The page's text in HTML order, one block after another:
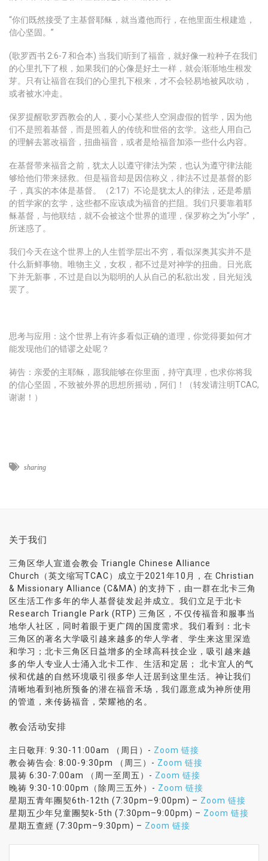
“你们既然接受了主基督耶稣，就当遵他而行，在他里面生根建造，
信心坚固。”
(歌罗西书 2:6-7 和合本) 当我们听到了福音，就好像一粒种子在我们
的心里扎下了根，如果我们的心像是好土一样，就会渐渐地生根发
芽。只有让福音在我们的心里扎下根来，才不会轻易地被风吹动，
或者被水冲走。
保罗提醒歌罗西教会的人，要小心某些人空洞虚假的哲学，因为他
们不是照着基督，而是照着人的传统和世俗的玄学。这些人用自己
的理解去篡改福音，扭曲福音，或者是给福音加添一些什么内容。
在基督带来福音之前，犹太人以遵守律法为荣，也认为遵守律法能
够给他们带来拯救。但是福音却是因信称义，律法不过是基督的影
子，真实的本体是基督。（2:17）不论是犹太人的律法，还是希腊
的哲学家的玄学，这些都不应该成为福音的拦阻。我们只要靠着耶
稣基督，与他联结，就不会被这个世界的道理，保罗称之为“小学”，
所迷惑了。
我们今天在这个世界上的人生哲学层出不穷，看似深奥其实并不是
什么新鲜事物。唯物主义，女权，都不过是对神学的扭曲。日光底
下并无新事，不过是自以为聪明的人从自己的私欲出发，目光短浅
罢了。
思考与应用：这个世界上有许多看似正确的道理，你觉得要如何才
能发现他们的错谬之处呢？
祷告：亲爱的主耶稣，愿我能够在你里面，持守真理，也求你将我
的信心坚固，不致被外界的思想所摇动，阿们！（转发请注明TCAC,
谢谢！）
sharing
关于我们
三角区华人宣道会教会 Triangle Chinese Alliance
Church（英文缩写TCAC）成立于2021年10月，在 Christian
& Missionary Alliance (C&MA) 的支持下，由一群在北卡三角
区生活工作多年的华人基督徒发起并成立。我们立足于北卡
Research Triangle Park (RTP) 三角区，不仅传福音和服事当
地华人社区，同时着眼于更广阔的国度需求。我们看到：北卡
三角区的著名大学吸引越来越多的华人学者、学生来这里深造
和学习；北卡三角区日益增多的全球高科技企业，吸引越来越
多的华人专业人士涌入北卡工作、生活和定居； 北卡宜人的气
候和优越的自然环境吸引很多华人迁居到这里生活。神让我们
清晰地看到祂所预备的潜在福音禾场，我们愿意成为神所使用
的管道，来传扬福音，荣耀祂的名。
教会活动安排
主日敬拜: 9:30-11:00am （周日）- Zoom 链接
教会祷告会: 8:00-9:30pm （周三）- Zoom 链接
晨祷 6:30-7:00am （周一至周五）- Zoom 链接
晚祷 9:30-10:00pm（除周三五外）- Zoom 链接
星期五青年團契6th-12th (7:30pm–9:00pm) – Zoom 链接
星期五少年兒童團契k-5th (7:30pm–9:00pm) – Zoom 链接
星期五查經 (7:30pm–9:30pm) – Zoom 链接